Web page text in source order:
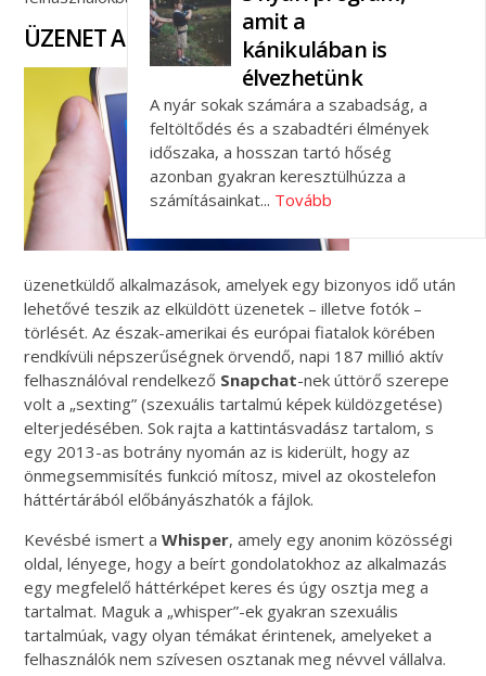
ÜZENET A SEMMIBE
kategóriát
képeznek
azok az
üzenetküldő alkalmazások, amelyek egy bizonyos idő után
lehetővé teszik az elküldött üzenetek – illetve fotók –
törlését. Az észak-amerikai és európai fiatalok körében
rendkívüli népszerűségnek örvendő, napi 187 millió aktív
felhasználóval rendelkező Snapchat-nek úttörő szerepe
volt a „sexting” (szexuális tartalmú képek küldözgetése)
elterjedésében. Sok rajta a kattintásvadász tartalom, s
egy 2013-as botrány nyomán az is kiderült, hogy az
önmegsemmisítés funkció mítosz, mivel az okostelefon
háttértárából előbányászhatók a fájlok.
Kevésbé ismert aWhisper, amely egy anonim közösségi
oldal, lényege, hogy a beírt gondolatokhoz az alkalmazás
egy megfelelő háttérképet keres és úgy osztja meg a
tartalmat. Maguk a „whisper”-ek gyakran szexuális
tartalmúak, vagy olyan témákat érintenek, amelyeket a
felhasználók nem szívesen osztanak meg névvel vállalva.
amit a
kánikulában is
élvezhetünk
A nyár sokak számára a szabadság, a
feltöltődés és a szabadtéri élmények
időszaka, a hosszan tartó hőség
azonban gyakran keresztülhúzza a
számításainkat... Tovább